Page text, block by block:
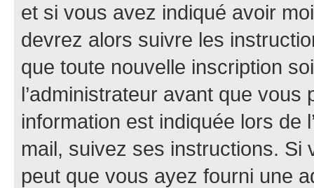
et si vous avez indiqué avoir
devrez alors suivre les
que toute nouvelle inscription
l’administrateur avant que
information est indiquée lors de
mail, suivez ses instructions. Si
peut que vous ayez fourni une